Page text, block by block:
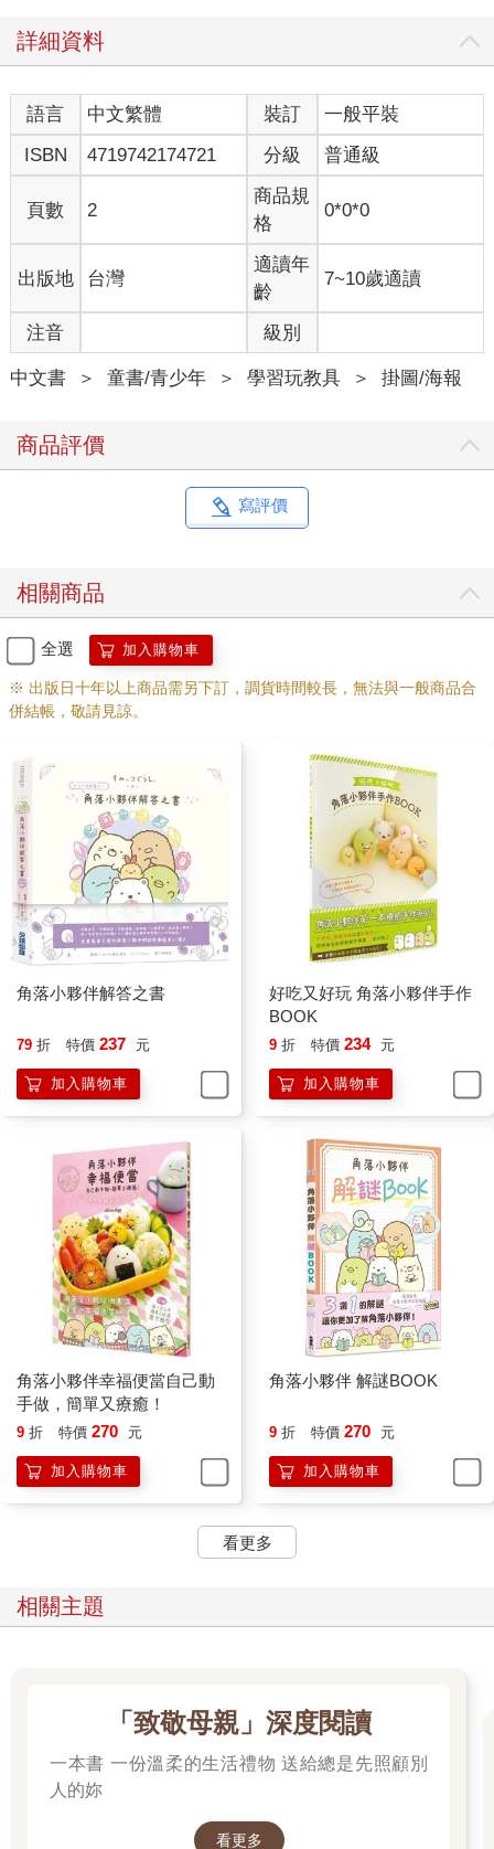
詳細資料
語言 中文繁體 裝訂
一般平裝
ISBN
4719742174721 分級 普通級
頁數 2
商品規
格
0*0*0
出版地 台灣
適讀年
齡
7~10歲適讀
注音 級別
中文書 ＞ 童書/青少年 ＞ 學習玩教具 ＞ 掛圖/海報
商品評價
寫評價
相關商品
全選 加入購物車
※ 出版日十年以上商品需另下訂，調貨時間較長，無法與一般商品合
併結帳，敬請見諒。
角落小夥伴解答之書
79 折 特價 237 元
加入購物車
好吃又好玩 角落小夥伴手作
BOOK
9 折 特價 234 元
加入購物車
角落小夥伴幸福便當自己動
手做，簡單又療癒！
9 折 特價 270 元
加入購物車
角落小夥伴 解謎BOOK
9 折 特價 270 元
加入購物車
看更多
相關主題
「致敬母親」深度閱讀
一本書 一份溫柔的生活禮物 送給總是先照顧別
人的妳
看更多